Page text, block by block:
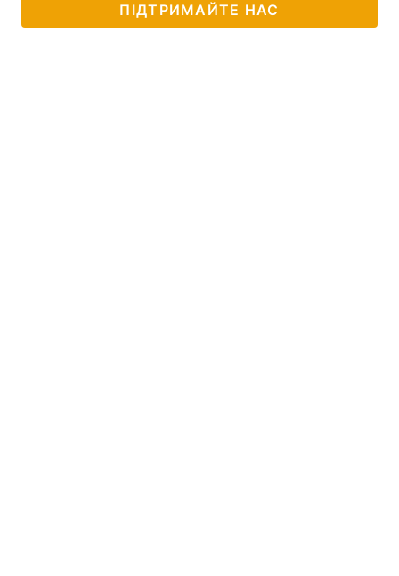
ПІДТРИМАЙТЕ НАС